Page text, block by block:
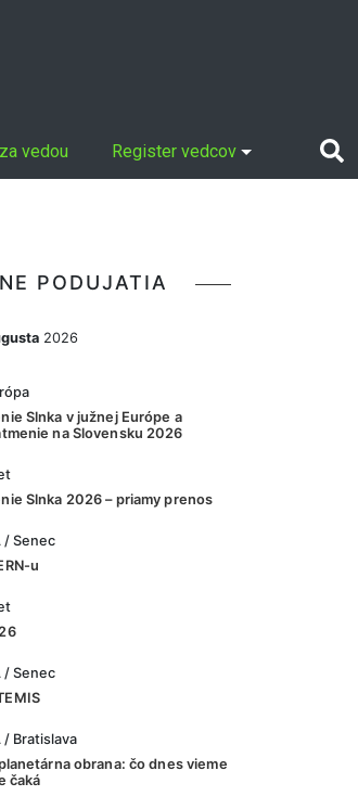
vedou Register vedcov
PODUJATIA
2026
Slnka v južnej Európe a
na Slovensku 2026
Slnka 2026 – priamy prenos
/ Senec
u
/ Senec
/ Bratislava
obrana: čo dnes vieme
čaká